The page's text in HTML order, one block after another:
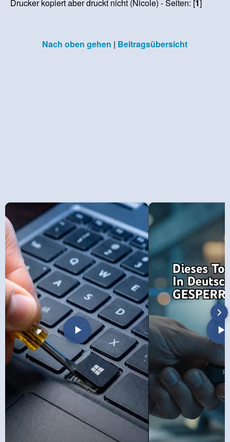
Drucker kopiert aber druckt nicht (Nicole) - Seiten: [1]
Nach oben gehen | Beitragsübersicht